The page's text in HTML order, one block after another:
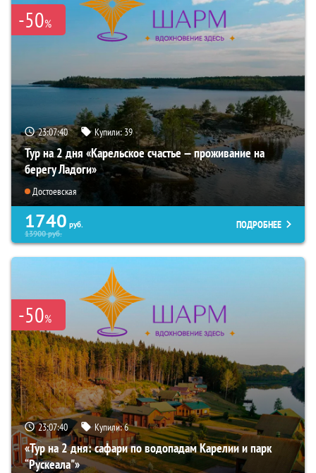
-50%
23:07:39 Купили:39
Тур на 2 дня «Карельское счастье — проживание на
берегу Ладоги»
Достоевская
1740 руб.
13900руб.
ПОДРОБНЕЕ
-50%
23:07:39 Купили:6
«Тур на 2 дня: сафари по водопадам Карелии и парк
“Рускеала"»